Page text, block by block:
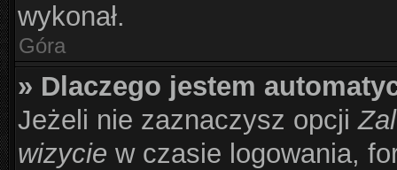
wykonał.
Góra
» Dlaczego jestem
Jeżeli nie zaznaczysz opcji
wizycie w czasie logowania,